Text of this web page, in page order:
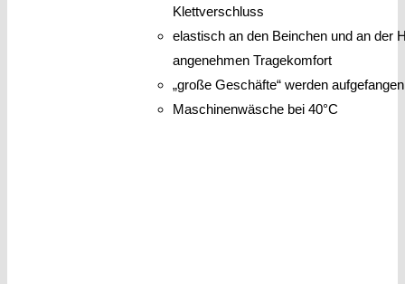
Klettverschluss
elastisch an den Beinchen und an der
angenehmen Tragekomfort
„große Geschäfte“ werden aufgefangen
Maschinenwäsche bei 40°C